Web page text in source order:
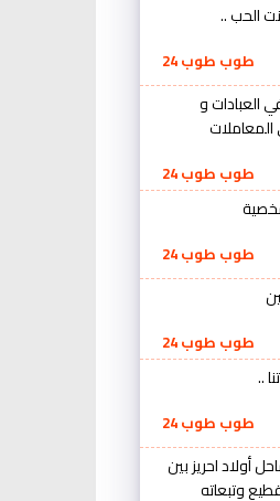
الحب ..
طوب طوب 24
العبادات و
طوب طوب 24
طوب طوب 24
طوب طوب 24
..
طوب طوب 24
أولاد احريز بين
وتبعاته